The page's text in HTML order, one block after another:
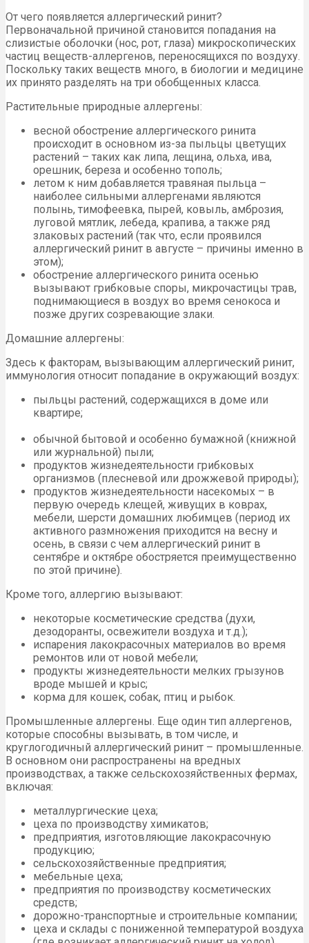
От чего появляется аллергический ринит?
Первоначальной причиной становится попадания на
слизистые оболочки (нос, рот, глаза) микроскопических
частиц веществ-аллергенов, переносящихся по воздуху.
Поскольку таких веществ много, в биологии и медицине
их принято разделять на три обобщенных класса.
Растительные природные аллергены:
весной обострение аллергического ринита
происходит в основном из-за пыльцы цветущих
растений – таких как липа, лещина, ольха, ива,
орешник, береза и особенно тополь;
летом к ним добавляется травяная пыльца –
наиболее сильными аллергенами являются
полынь, тимофеевка, пырей, ковыль, амброзия,
луговой мятлик, лебеда, крапива, а также ряд
злаковых растений (так что, если проявился
аллергический ринит в августе – причины именно в
этом);
обострение аллергического ринита осенью
вызывают грибковые споры, микрочастицы трав,
поднимающиеся в воздух во время сенокоса и
позже других созревающие злаки.
Домашние аллергены:
Здесь к факторам, вызывающим аллергический ринит,
иммунология относит попадание в окружающий воздух:
пыльцы растений, содержащихся в доме или
квартире;
обычной бытовой и особенно бумажной (книжной
или журнальной) пыли;
продуктов жизнедеятельности грибковых
организмов (плесневой или дрожжевой природы);
продуктов жизнедеятельности насекомых – в
первую очередь клещей, живущих в коврах,
мебели, шерсти домашних любимцев (период их
активного размножения приходится на весну и
осень, в связи с чем аллергический ринит в
сентябре и октябре обостряется преимущественно
по этой причине).
Кроме того, аллергию вызывают:
некоторые косметические средства (духи,
дезодоранты, освежители воздуха и т.д.);
испарения лакокрасочных материалов во время
ремонтов или от новой мебели;
продукты жизнедеятельности мелких грызунов
вроде мышей и крыс;
корма для кошек, собак, птиц и рыбок.
Промышленные аллергены. Еще один тип аллергенов,
которые способны вызывать, в том числе, и
круглогодичный аллергический ринит – промышленные.
В основном они распространены на вредных
производствах, а также сельскохозяйственных фермах,
включая:
металлургические цеха;
цеха по производству химикатов;
предприятия, изготовляющие лакокрасочную
продукцию;
сельскохозяйственные предприятия;
мебельные цеха;
предприятия по производству косметических
средств;
дорожно-транспортные и строительные компании;
цеха и склады с пониженной температурой воздуха